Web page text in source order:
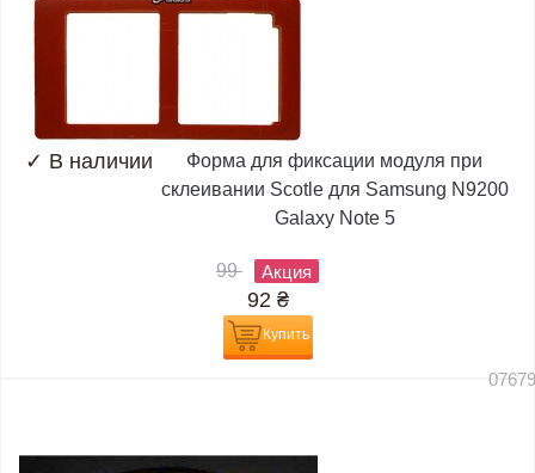
✓ В наличии
Форма для фиксации модуля при
склеивании Scotle для Samsung N9200
Galaxy Note 5
99 Акция
92 ₴
Купить